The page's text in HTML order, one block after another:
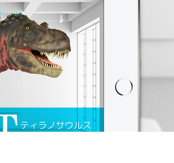
ステム
AR/MR/VR/XR
ア中途採用 未経験者中途採